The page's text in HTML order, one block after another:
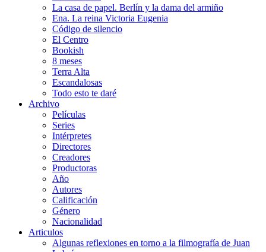
La casa de papel. Berlín y la dama del armiño
Ena. La reina Victoria Eugenia
Código de silencio
El Centro
Bookish
8 meses
Terra Alta
Escandalosas
Todo esto te daré
Archivo
Películas
Series
Intérpretes
Directores
Creadores
Productoras
Año
Autores
Calificación
Género
Nacionalidad
Articulos
Algunas reflexiones en torno a la filmografía de Juan